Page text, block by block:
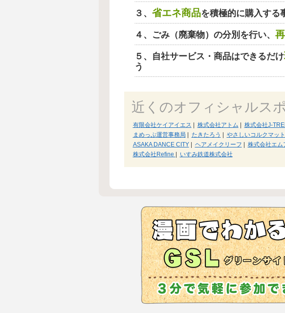
３、 省エネ商品を積極的に購入する
４、ごみ（廃棄物）の分別を行い、
５、自社サービス・商品はできるだけ
う
近くのオフィシャルス
有限会社ケイアイエス 株式会社アトム 株式会社J-
まめっぷ運営事務局
たきたろう やさしいコルクマッ
ASAKA DANCE CITY| ヘアメイクリーフ 株式会社エム
株式会社Refine
いすみ鉄道株式会社